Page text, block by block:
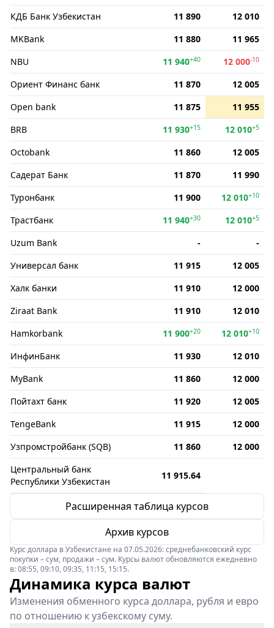
КДБ Банк Узбекистан
11 890
12 010
MKBank
11 880
11 965
NBU
11 940+40 12 000-10
Ориент Финанс банк 11 870
12 005
Open bank
11 875
11 955
BRB
11 930+15 12 010+5
Octobank 11 860
12 005
Садерат Банк
11 870
11 990
Туронбанк
11 900 12 010+10
Трастбанк 11 940+30 12 010+5
Uzum Bank -
-
Универсал банк
11 915
12 005
Халк банки
11 910
12 000
Ziraat Bank
11 910
12 010
Hamkorbank
11 900+20 12 010+10
ИнфинБанк 11 930
12 010
MyBank
11 860
12 000
Пойтахт банк
11 920
12 005
TengeBank
11 915
12 000
Узпромстройбанк (SQB)
11 860
12 000
Центральный банк
Республики Узбекистан
11 915.64
Расширенная таблица курсов
Архив курсов
Курс доллара в Узбекистане на 07.05.2026: среднебанковский курс
покупки – сум, продажи – сум. Курсы валют обновляются ежедневно
в: 08:55, 09:10, 09:35, 11:15, 15:15.
Динамика курса валют
Изменения обменного курса доллара, рубля и евро
по отношению к узбекскому суму.